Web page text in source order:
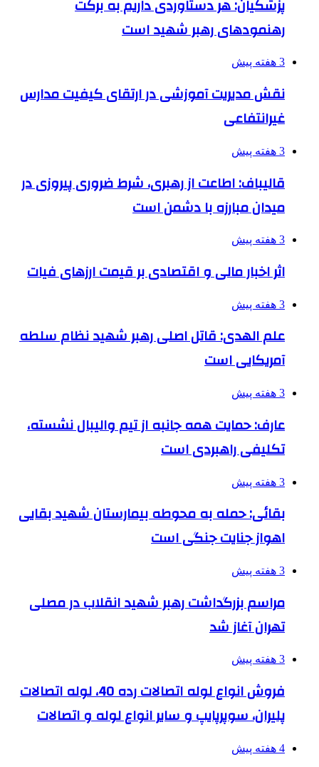
پزشکیان: هر دستاوردی داریم به برکت
رهنمودهای رهبر شهید است
3 هفته پیش
نقش مدیریت آموزشی در ارتقای کیفیت مدارس
غیرانتفاعی
3 هفته پیش
قالیباف: اطاعت از رهبری، شرط ضروری پیروزی در
میدان مبارزه با دشمن است
3 هفته پیش
اثر اخبار مالی و اقتصادی بر قیمت ارزهای فیات
3 هفته پیش
علم الهدی: قاتل اصلی رهبر شهید نظام سلطه
آمریکایی است
3 هفته پیش
عارف: حمایت همه جانبه از تیم والیبال نشسته،
تکلیفی راهبردی است
3 هفته پیش
بقائی: حمله به محوطه بیمارستان شهید بقایی
اهواز جنایت جنگی است
3 هفته پیش
مراسم بزرگداشت رهبر شهید انقلاب در مصلی
تهران آغاز شد
3 هفته پیش
فروش انواع لوله اتصالات رده 40، لوله اتصالات
پلیران، سوپرپایپ و سایر انواع لوله و اتصالات
4 هفته پیش